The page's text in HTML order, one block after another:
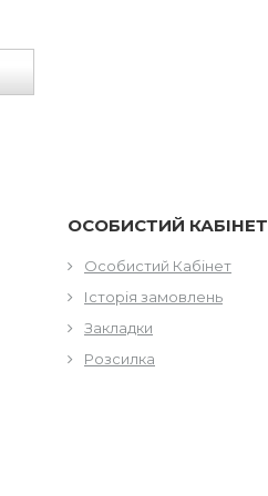
ОСОБИСТИЙ КАБІНЕТ
Особистий Кабінет
Історія замовлень
Закладки
Розсилка